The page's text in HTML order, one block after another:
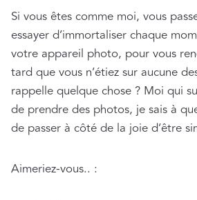
Si vous êtes comme moi, vous
essayer d’immortaliser chaque
votre appareil photo, pour vous
tard que vous n’étiez sur aucune
rappelle quelque chose ? Moi qui
de prendre des photos, je sais à
de passer à côté de la joie d’être
Aimeriez-vous.. :